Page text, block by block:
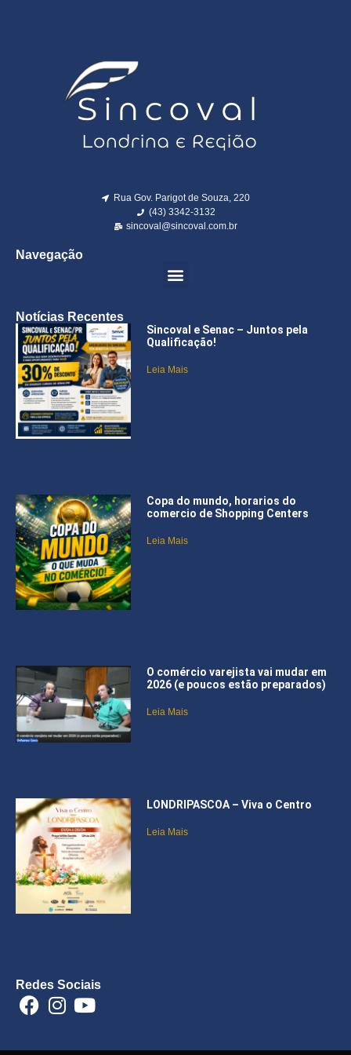
Rua Gov. Parigot de Souza, 220
(43) 3342-3132
sincoval@sincoval.com.br
Navegação
Notícias Recentes
Sincoval e Senac – Juntos pela
Qualificação!
Leia Mais
Copa do mundo, horarios do
comercio de Shopping Centers
Leia Mais
O comércio varejista vai mudar em
2026 (e poucos estão preparados)
Leia Mais
LONDRIPASCOA – Viva o Centro
Leia Mais
Redes Sociais